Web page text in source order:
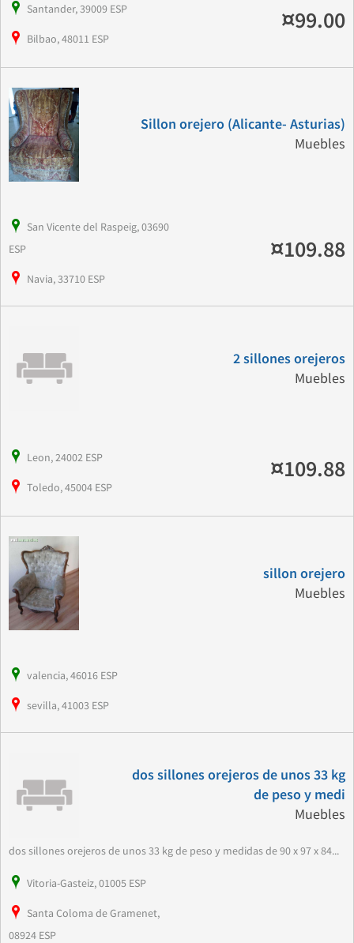
Santander, 39009 ESP
Bilbao, 48011 ESP
¤99.00
Sillon orejero (Alicante- Asturias)
Muebles
San Vicente del Raspeig, 03690
ESP
Navia, 33710 ESP
¤109.88
2 sillones orejeros
Muebles
Leon, 24002 ESP
Toledo, 45004 ESP
¤109.88
sillon orejero
Muebles
valencia, 46016 ESP
sevilla, 41003 ESP
dos sillones orejeros de unos 33 kg
de peso y medi
Muebles
dos sillones orejeros de unos 33 kg de peso y medidas de 90 x 97 x 84...
Vitoria-Gasteiz, 01005 ESP
Santa Coloma de Gramenet,
08924 ESP